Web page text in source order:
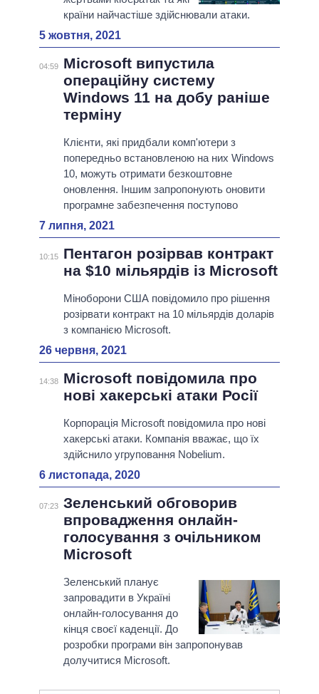
країни найчастіше здійснювали атаки.
5 жовтня, 2021
04:59
Microsoft випустила
операційну систему
Windows 11 на добу раніше
терміну
Клієнти, які придбали комп'ютери з
попередньо встановленою на них Windows
10, можуть отримати безкоштовне
оновлення. Іншим запропонують оновити
програмне забезпечення поступово
7 липня, 2021
10:15
Пентагон розірвав контракт
на $10 мільярдів із Microsoft
Міноборони США повідомило про рішення
розірвати контракт на 10 мільярдів доларів
з компанією Microsoft.
26 червня, 2021
14:38
Microsoft повідомила про
нові хакерські атаки Росії
Корпорація Microsoft повідомила про нові
хакерські атаки. Компанія вважає, що їх
здійснило угруповання Nobelium.
6 листопада, 2020
07:23 Зеленський обговорив
впровадження онлайн-
голосування з очільником
Microsoft
Зеленський планує
запровадити в Україні
онлайн-голосування до
кінця своєї каденції. До
розробки програми він запропонував
долучитися Microsoft.